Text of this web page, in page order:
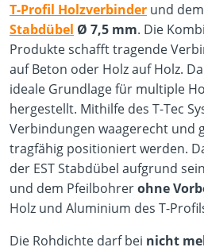
T-Profil Holzverbinder und dem
Stabdübel Ø 7,5 mm. Die
Produkte schafft tragende
auf Beton oder Holz auf Holz.
ideale Grundlage für multiple
hergestellt. Mithilfe des T-Tec
Verbindungen waagerecht und
tragfähig positioniert werden.
der EST Stabdübel aufgrund
und dem Pfeilbohrerohne
Holz und Aluminium des T-
Die Rohdichte darf bei nicht